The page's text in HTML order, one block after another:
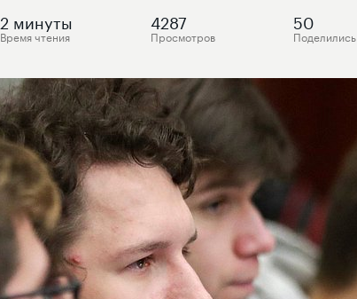
2 минуты
Время чтения
4287
Просмотров
50
Поделились